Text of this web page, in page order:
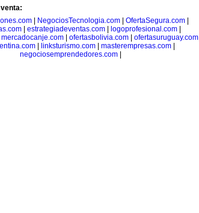
NegociosTecnologia.com OfertaSegura.com
estrategiadeventas.com logoprofesional.com
mercadocanje.com| ofertasbolivia.com| ofertasuruguay.com|
| linksturismo.com| masterempresas.com|
negociosemprendedores.com|